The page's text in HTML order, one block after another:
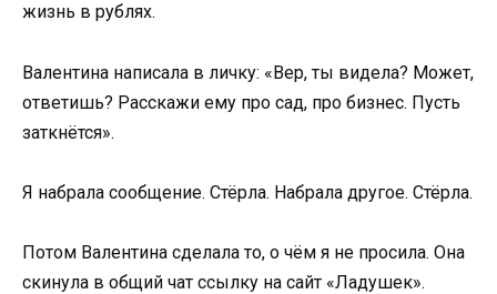
жизнь в рублях.
Валентина написала в личку: «Вер, ты видела? Может,
ответишь? Расскажи ему про сад, про бизнес. Пусть
заткнётся».
Я набрала сообщение. Стёрла. Набрала другое. Стёрла.
Потом Валентина сделала то, о чём я не просила. Она
скинула в общий чат ссылку на сайт «Ладушек».